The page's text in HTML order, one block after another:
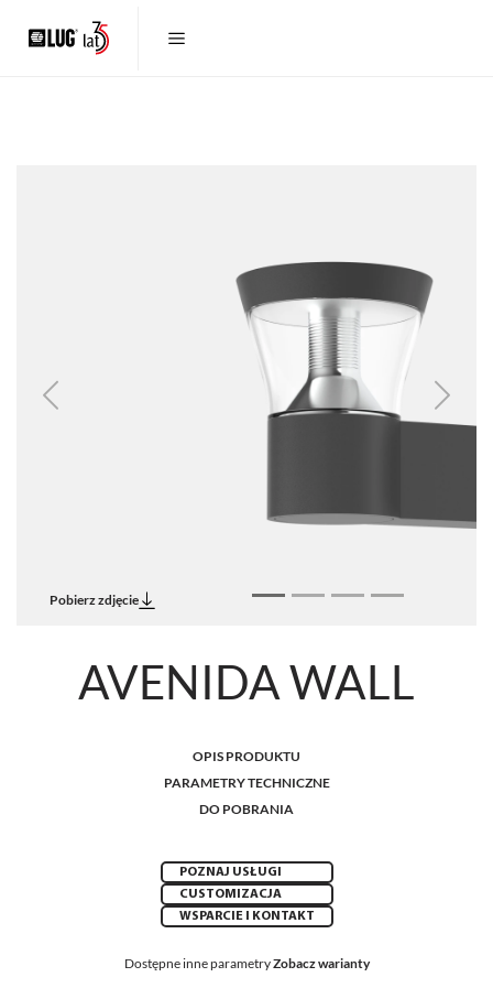
Previous Next
Pobierz zdjęcie
AVENIDA WALL
OPIS PRODUKTU
PARAMETRY TECHNICZNE
DO POBRANIA
POZNAJ USŁUGI
CUSTOMIZACJA
WSPARCIE I KONTAKT
Dostępne inne parametryZobacz warianty